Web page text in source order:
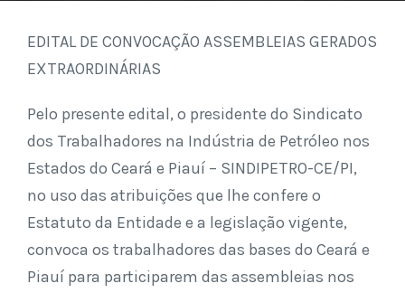
EDITAL DE CONVOCAÇÃO ASSEMBLEIAS GERADOS
EXTRAORDINÁRIAS
Pelo presente edital, o presidente do Sindicato
dos Trabalhadores na Indústria de Petróleo nos
Estados do Ceará e Piauí – SINDIPETRO-CE/PI,
no uso das atribuições que lhe confere o
Estatuto da Entidade e a legislação vigente,
convoca os trabalhadores das bases do Ceará e
Piauí para participarem das assembleias nos